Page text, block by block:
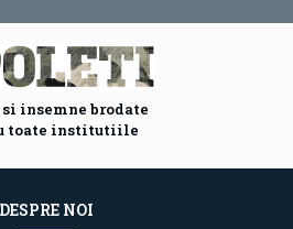
insemne brodate
toate institutiile
DESPRE NOI